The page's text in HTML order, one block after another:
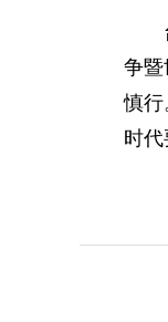
争暨
慎
时代